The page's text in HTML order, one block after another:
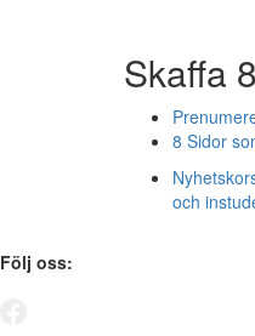
Skaffa
8 Sidor
och
Följ oss: